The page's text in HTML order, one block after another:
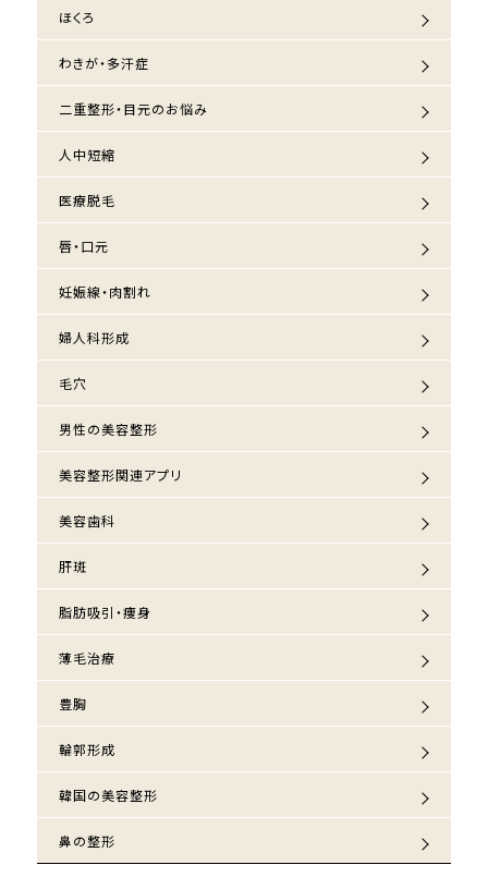
ほくろ
わきが・多汗症
二重整形・目元のお悩み
人中短縮
医療脱毛
唇・口元
妊娠線・肉割れ
婦人科形成
毛穴
男性の美容整形
美容整形関連アプリ
美容歯科
肝斑
脂肪吸引・痩身
薄毛治療
豊胸
輪郭形成
韓国の美容整形
鼻の整形